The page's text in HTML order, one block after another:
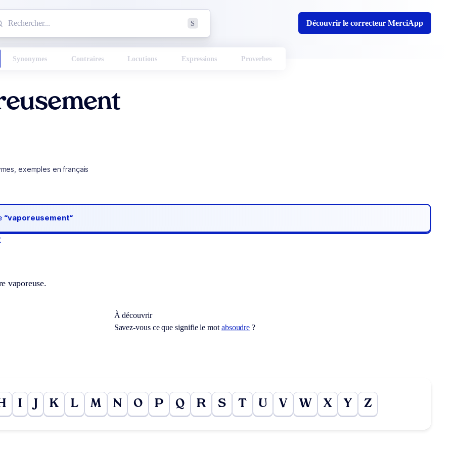
S Découvrir le correcteur MerciApp
Synonymes Contraires Locutions Expressions Proverbes
exemples en français
“vaporeusement“
vaporeuse.
À découvrir
Savez-vous ce que signifie le mot absoudre ?
I K L M N O P Q R S T U V W X Y Z